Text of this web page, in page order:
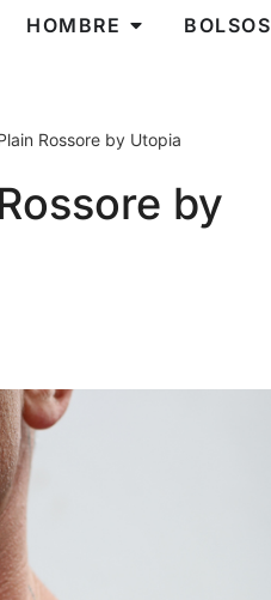
HOMBRE BOLSOS
Rossore by Utopia
by